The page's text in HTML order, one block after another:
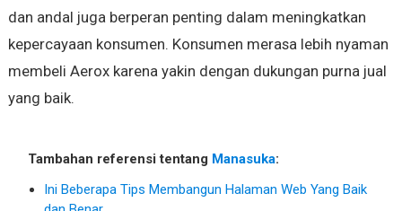
dan andal juga berperan penting dalam meningkatkan
kepercayaan konsumen. Konsumen merasa lebih nyaman
membeli Aerox karena yakin dengan dukungan purna jual
yang baik.
Tambahan referensi tentang Manasuka:
Ini Beberapa Tips Membangun Halaman Web Yang Baik